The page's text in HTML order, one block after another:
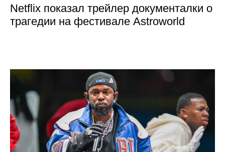
Netflix показал трейлер документалки о
трагедии на фестивале Astroworld